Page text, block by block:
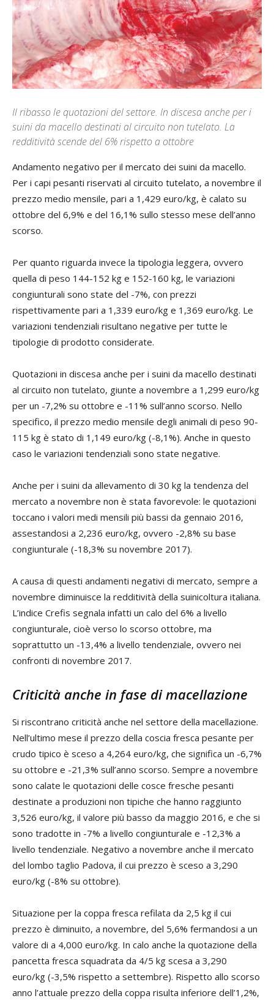
Il ribasso le quotazioni del settore. In discesa anche per i
suini da macello destinati al circuito non tutelato. La
redditività scende del 6% rispetto a ottobre
Andamento negativo per il mercato dei suini da macello.
Per i capi pesanti riservati al circuito tutelato, a novembre il
prezzo medio mensile, pari a 1,429 euro/kg, è calato su
ottobre del 6,9% e del 16,1% sullo stesso mese dell’anno
scorso.
Per quanto riguarda invece la tipologia leggera, ovvero
quella di peso 144-152 kg e 152-160 kg, le variazioni
congiunturali sono state del -7%, con prezzi
rispettivamente pari a 1,339 euro/kg e 1,369 euro/kg. Le
variazioni tendenziali risultano negative per tutte le
tipologie di prodotto considerate.
Quotazioni in discesa anche per i suini da macello destinati
al circuito non tutelato, giunte a novembre a 1,299 euro/kg
per un -7,2% su ottobre e -11% sull’anno scorso. Nello
specifico, il prezzo medio mensile degli animali di peso 90-
115 kg è stato di 1,149 euro/kg (-8,1%). Anche in questo
caso le variazioni tendenziali sono state negative.
Anche per i suini da allevamento di 30 kg la tendenza del
mercato a novembre non è stata favorevole: le quotazioni
toccano i valori medi mensili più bassi da gennaio 2016,
assestandosi a 2,236 euro/kg, ovvero -2,8% su base
congiunturale (-18,3% su novembre 2017).
A causa di questi andamenti negativi di mercato, sempre a
novembre diminuisce la redditività della suinicoltura italiana.
L’indice Crefis segnala infatti un calo del 6% a livello
congiunturale, cioè verso lo scorso ottobre, ma
soprattutto un -13,4% a livello tendenziale, ovvero nei
confronti di novembre 2017.
Criticità anche in fase di macellazione
Si riscontrano criticità anche nel settore della macellazione.
Nell’ultimo mese il prezzo della coscia fresca pesante per
crudo tipico è sceso a 4,264 euro/kg, che significa un -6,7%
su ottobre e -21,3% sull’anno scorso. Sempre a novembre
sono calate le quotazioni delle cosce fresche pesanti
destinate a produzioni non tipiche che hanno raggiunto
3,526 euro/kg, il valore più basso da maggio 2016, e che si
sono tradotte in -7% a livello congiunturale e -12,3% a
livello tendenziale. Negativo a novembre anche il mercato
del lombo taglio Padova, il cui prezzo è sceso a 3,290
euro/kg (-8% su ottobre).
Situazione per la coppa fresca refilata da 2,5 kg il cui
prezzo è diminuito, a novembre, del 5,6% fermandosi a un
valore di a 4,000 euro/kg. In calo anche la quotazione della
pancetta fresca squadrata da 4/5 kg scesa a 3,290
euro/kg (-3,5% rispetto a settembre). Rispetto allo scorso
anno l’attuale prezzo della coppa risulta inferiore dell’1,2%,